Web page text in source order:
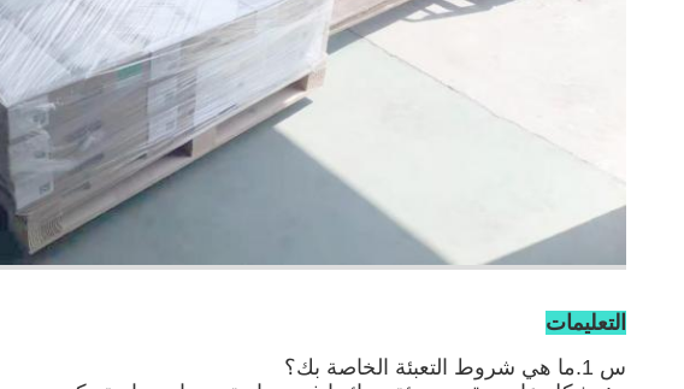
التعليمات
س 1.ما هي شروط التعبئة الخاصة بك؟